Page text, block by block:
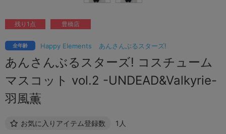
Happy Elements あんさんぶるスターズ!
全年齢
あんさんぶるスターズ! コスチューム
マスコット vol.2 -UNDEAD&Valkyrie-
羽風薫
お気に入りアイテム登録数 1人
残り1点 豊橋店